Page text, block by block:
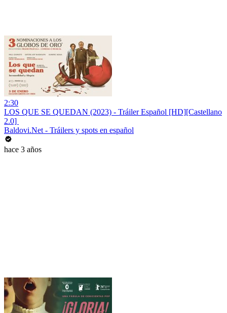
2:30
LOS QUE SE QUEDAN (2023) - Tráiler Español [HD][Castellano
2.0] ️
Baldovi.Net - Tráilers y spots en español
hace 3 años